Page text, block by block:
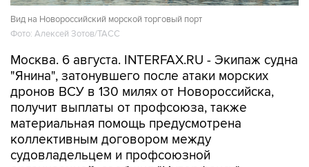
Вид на Новороссийский морской торговый порт
Фото: Алексей Зотов/ТАСС
Москва. 6 августа. INTERFAX.RU - Экипаж судна
"Янина", затонувшего после атаки морских
дронов ВСУ в 130 милях от Новороссийска,
получит выплаты от профсоюза, также
материальная помощь предусмотрена
коллективным договором между
судовладельцем и профсоюзной